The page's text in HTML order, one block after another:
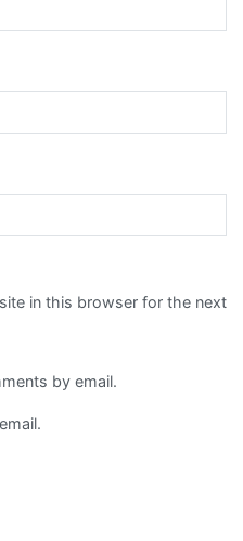
in this browser for the next
by email.